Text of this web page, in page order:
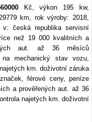
Kč, výkon 195 kw,
km, rok výroby: 2018,
v: česká republika servisní
než 19 000 kvalitních a
aut. až 36 měsíců
na mechanický stav vozu,
km. doživotní záruka
férové ceny, peníze
a prověřených aut. až 36
najetých km. doživotní